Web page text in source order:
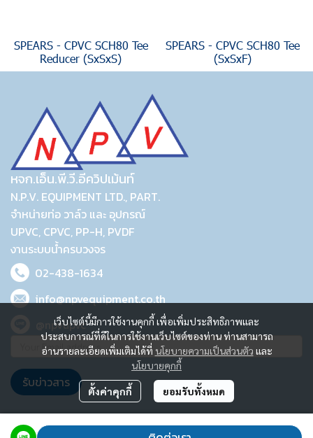
SPEARS - CPVC SCH80 Tee
Reducer (SxSxS)
SPEARS - CPVC SCH80 Tee
(SxSxF)
เว็บไซต์นี้มีการใช้งานคุกกี้ เพื่อเพิ่มประสิทธิภาพและ
ประสบการณ์ที่ดีในการใช้งานเว็บไซต์ของท่าน ท่านสามารถ
อ่านรายละเอียดเพิ่มเติมได้ที่ นโยบายความเป็นส่วนตัว และ
นโยบายคุกกี้
ตั้งค่าคุกกี้ ยอมรับทั้งหมด
หจก.เอ็น.พี.วี.อีควิปเม้นท์
N.P.V. EQUIPMENT LTD., PART.
จำหน่ายท่อ วาล์ว และ อุปกรณ์
UPVC, CPVC, PP-H, PVDF
งานระบบน้ำครบวงจร
02-438-1634
info@npvequipment.co.th
@npvupvc
รับข่าวสาร
2023 © N.P.V. EQUIPMENT LTD., PART.